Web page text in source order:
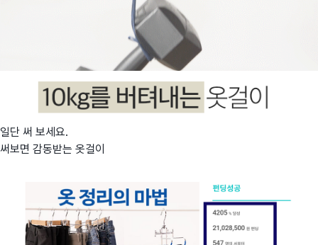
일단 써 보세요.
써보면 감동받는 옷걸이